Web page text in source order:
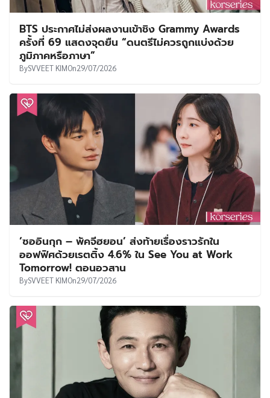
BTS ประกาศไม่ส่งผลงานเข้าชิง Grammy Awards
ครั้งที่ 69 แสดงจุดยืน “ดนตรีไม่ควรถูกแบ่งด้วย
ภูมิภาคหรือภาษา”
BySVVEET KIMOn29/07/2026
‘ซออินกุก – พัคจีฮยอน’ ส่งท้ายเรื่องราวรักใน
ออฟฟิศด้วยเรตติ้ง 4.6% ใน See You at Work
Tomorrow! ตอนอวสาน
BySVVEET KIMOn29/07/2026